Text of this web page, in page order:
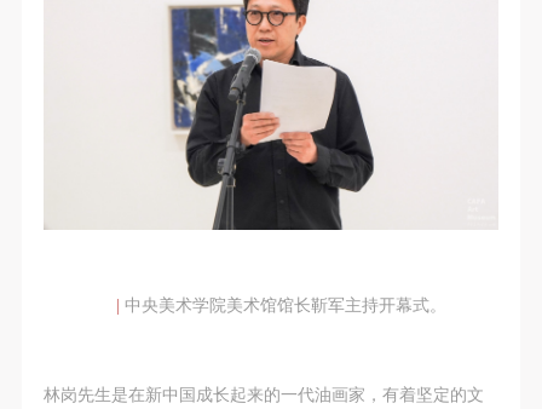
| 中央美术学院美术馆馆长靳军主持开幕式。
林岗先生是在新中国成长起来的一代油画家，有着坚定的文
快捷登录
发送验证码